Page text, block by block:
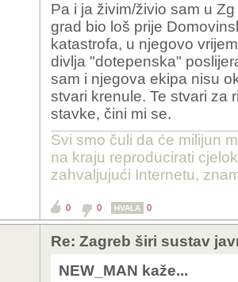
odnosa gdje se
Mogao si biti i sa
da govore istinu.
cak i da je postena
tesko za prihvatiti da
Stovise, sam si naveo
bas najpozitivnije sto
pa dobrim djelom i je,
U svakom slucaju,
zadnjih godina, ali ne
za vrijeme Bandica
kontinuirano, a i tad
Da ima jos puno
da bude pouzdaniji,
Pa i ja živim/živio sam u
grad bio loš prije
katastrofa, u njegovo
divlja "dotepenska"
sam i njegova ekipa nisu
stvari krenule. Te stvari za
stavke, čini mi se.
Svi smo čuli da će milijun
na kraju reproducirati
zahvaljujući Internetu,
0 0 HVALA 0
Re: Zagreb širi sustav
NEW_MAN kaže...